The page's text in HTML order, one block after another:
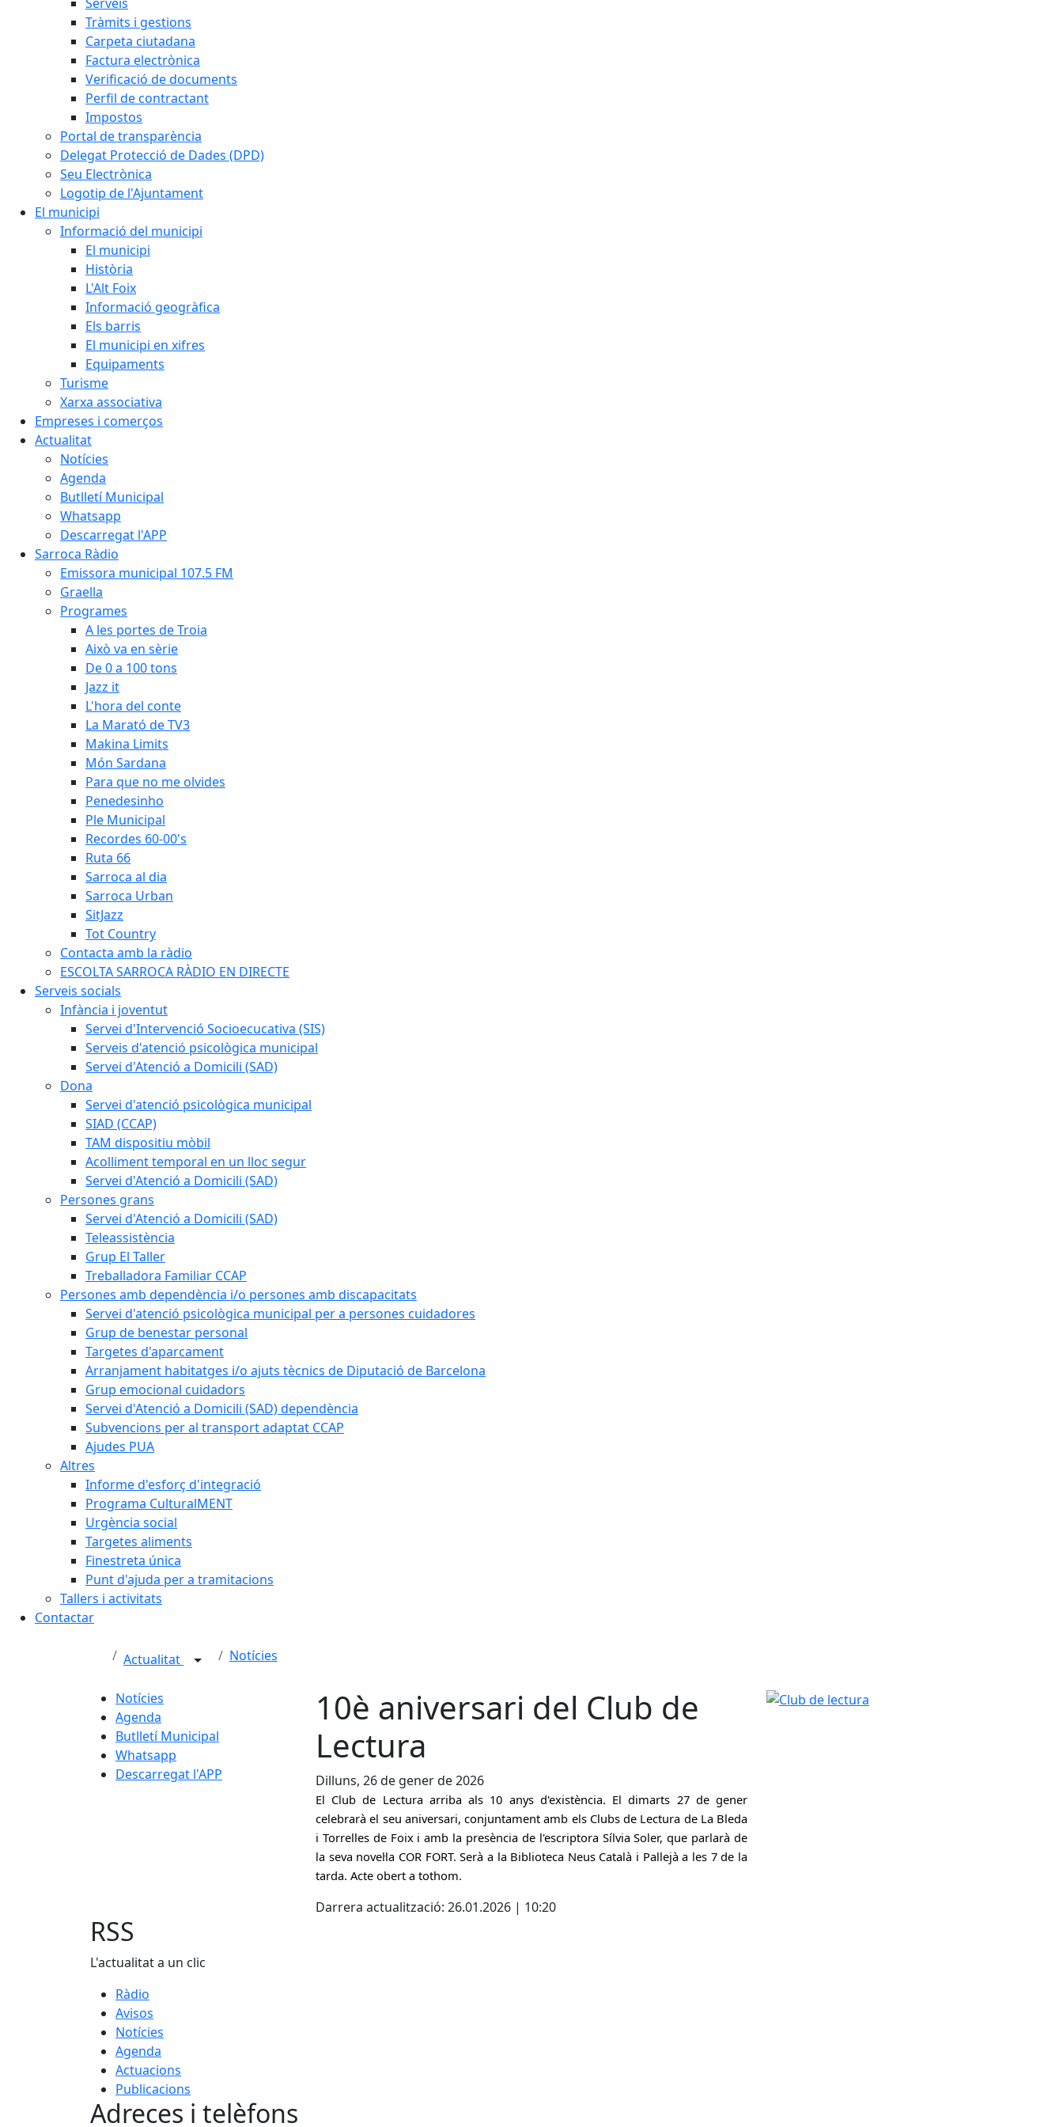
Tràmits i gestions
Carpeta ciutadana
Factura electrònica
Verificació de documents
Perfil de contractant
Impostos
Portal de transparència
Delegat Protecció de Dades (DPD)
Seu Electrònica
Logotip de l'Ajuntament
El municipi
Informació del municipi
El municipi
Història
L'Alt Foix
Informació geogràfica
Els barris
El municipi en xifres
Equipaments
Turisme
Xarxa associativa
Empreses i comerços
Actualitat
Notícies
Agenda
Butlletí Municipal
Whatsapp
Descarregat l'APP
Sarroca Ràdio
Emissora municipal 107.5 FM
Graella
Programes
A les portes de Troia
Això va en sèrie
De 0 a 100 tons
Jazz it
L'hora del conte
La Marató de TV3
Makina Limits
Món Sardana
Para que no me olvides
Penedesinho
Ple Municipal
Recordes 60-00's
Ruta 66
Sarroca al dia
Sarroca Urban
SitJazz
Tot Country
Contacta amb la ràdio
ESCOLTA SARROCA RÀDIO EN DIRECTE
Serveis socials
Infància i joventut
Servei d'Intervenció Socioecucativa (SIS)
Serveis d'atenció psicològica municipal
Servei d'Atenció a Domicili (SAD)
Dona
Servei d'atenció psicològica municipal
SIAD (CCAP)
TAM dispositiu mòbil
Acolliment temporal en un lloc segur
Servei d'Atenció a Domicili (SAD)
Persones grans
Servei d'Atenció a Domicili (SAD)
Teleassistència
Grup El Taller
Treballadora Familiar CCAP
Persones amb dependència i/o persones amb discapacitats
Servei d'atenció psicològica municipal per a persones cuidadores
Grup de benestar personal
Targetes d'aparcament
Arranjament habitatges i/o ajuts tècnics de Diputació de Barcelona
Grup emocional cuidadors
Servei d'Atenció a Domicili (SAD) dependència
Subvencions per al transport adaptat CCAP
Ajudes PUA
Altres
Informe d'esforç d'integració
Programa CulturalMENT
Urgència social
Targetes aliments
Finestreta única
Punt d'ajuda per a tramitacions
Tallers i activitats
Contactar
Actualitat Notícies
Notícies
Agenda
Butlletí Municipal
Whatsapp
Descarregat l'APP
10è aniversari del Club de
Lectura
Dilluns, 26 de gener de 2026
El Club de Lectura arriba als 10 anys d'existència. El dimarts 27 de gener
celebrarà el seu aniversari, conjuntament amb els Clubs de Lectura de La Bleda
i Torrelles de Foix i amb la presència de l'escriptora Sílvia Soler, que parlarà de
la seva novel·la COR FORT. Serà a la Biblioteca Neus Català i Pallejà a les 7 de la
tarda. Acte obert a tothom.
Darrera actualització: 26.01.2026 | 10:20
Club de lectura
RSS
L'actualitat a un clic
Ràdio
Avisos
Notícies
Agenda
Actuacions
Publicacions
Adreces i telèfons